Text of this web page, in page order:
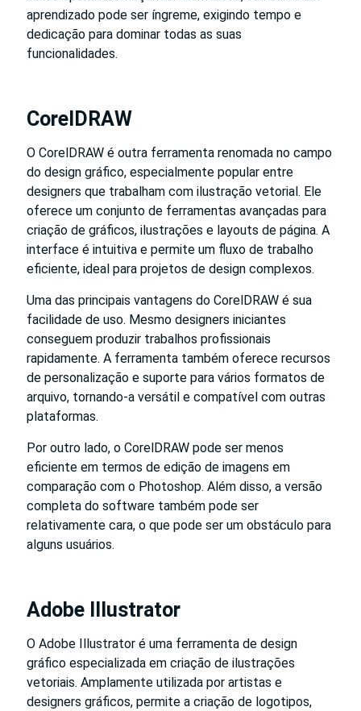
aprendizado pode ser íngreme, exigindo tempo e
dedicação para dominar todas as suas
funcionalidades.
CorelDRAW
O CorelDRAW é outra ferramenta renomada no campo
do design gráfico, especialmente popular entre
designers que trabalham com ilustração vetorial. Ele
oferece um conjunto de ferramentas avançadas para
criação de gráficos, ilustrações e layouts de página. A
interface é intuitiva e permite um fluxo de trabalho
eficiente, ideal para projetos de design complexos.
Uma das principais vantagens do CorelDRAW é sua
facilidade de uso. Mesmo designers iniciantes
conseguem produzir trabalhos profissionais
rapidamente. A ferramenta também oferece recursos
de personalização e suporte para vários formatos de
arquivo, tornando-a versátil e compatível com outras
plataformas.
Por outro lado, o CorelDRAW pode ser menos
eficiente em termos de edição de imagens em
comparação com o Photoshop. Além disso, a versão
completa do software também pode ser
relativamente cara, o que pode ser um obstáculo para
alguns usuários.
Adobe Illustrator
O Adobe Illustrator é uma ferramenta de design
gráfico especializada em criação de ilustrações
vetoriais. Amplamente utilizada por artistas e
designers gráficos, permite a criação de logotipos,